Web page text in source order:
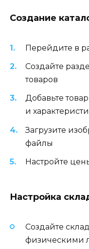
Создание
Перейдите в
Создайте
товаров
Добавьте
и
Загрузите
файлы
Настройте
Настройка
Создайте
физическими